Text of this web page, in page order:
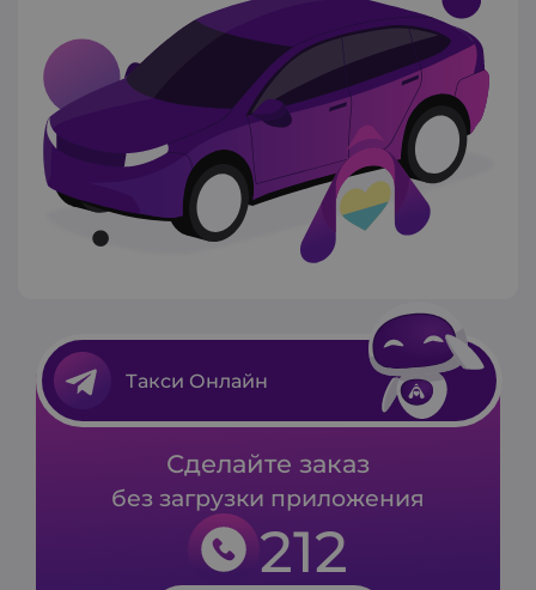
Сделайте заказ
без загрузки приложения
212
Такси Онлайн